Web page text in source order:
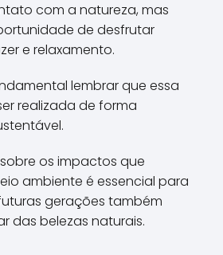
com a natureza, mas
de desfrutar
e relaxamento.
lembrar que essa
realizada de forma
os impactos que
ambiente é essencial para
gerações também
das belezas naturais.